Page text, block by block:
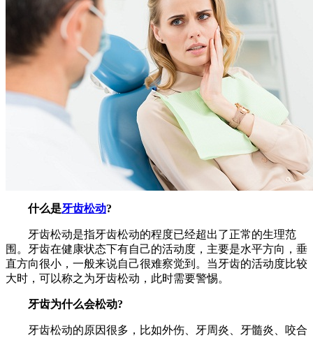
什么是牙齿松动?
牙齿松动是指牙齿松动的程度已经超出了正常的生理范
围。牙齿在健康状态下有自己的活动度，主要是水平方向，垂
直方向很小，一般来说自己很难察觉到。当牙齿的活动度比较
大时，可以称之为牙齿松动，此时需要警惕。
牙齿为什么会松动?
牙齿松动的原因很多，比如外伤、牙周炎、牙髓炎、咬合